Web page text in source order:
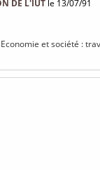
DE L'IUT le 13/07/91
et société :